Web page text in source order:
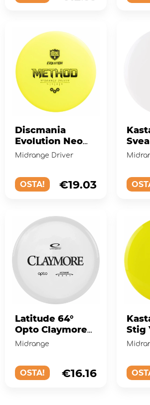
Discmania
Evolution Neo
Method Yellow
Midrange Driver
OSTA! €19.03
Latitude 64°
Opto Claymore
White
Midrange
OSTA! €16.16
Stig